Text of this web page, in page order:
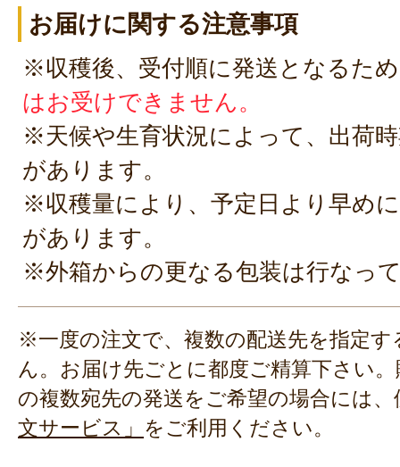
お届けに関する注意事項
※収穫後、受付順に発送となるた
はお受けできません。
※天候や生育状況によって、出荷
があります。
※収穫量により、予定日より早め
があります。
※外箱からの更なる包装は行なっ
※一度の注文で、複数の配送先を指定
ん。お届け先ごとに都度ご精算下さい
の複数宛先の発送をご希望の場合には、
文サービス」 をご利用ください。